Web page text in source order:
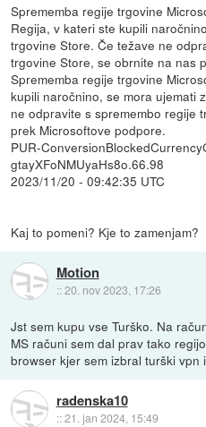
Sprememba regije trgovine
Regija, v kateri ste kupili
trgovine Store. Če težave ne
trgovine Store, se obrnite na nas
Sprememba regije trgovine
kupili naročnino, se mora ujemati
ne odpravite s spremembo regije
prek Microsoftove podpore.
PUR-
gtayXFoNMUyaHs8o.66.98
2023/11/20 - 09:42:35 UTC
Kaj to pomeni? Kje to zamenjam?
Motion
::20. nov 2023, 17:26
Jst sem kupu vse Turško. Na
MS računi sem dal prav tako
browser kjer sem izbral turški
radenska10
::21. jan 2024, 15:49